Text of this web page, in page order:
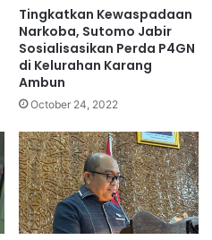
Tingkatkan Kewaspadaan
Narkoba, Sutomo Jabir
Sosialisasikan Perda P4GN
di Kelurahan Karang
Ambun
October 24, 2022